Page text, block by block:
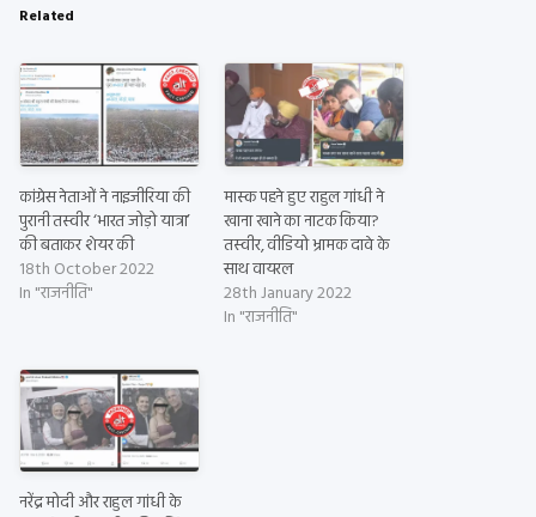
Related
कांग्रेस नेताओं ने नाइजीरिया की
पुरानी तस्वीर ‘भारत जोड़ो यात्रा’
की बताकर शेयर की
18th October 2022
In "राजनीति"
मास्क पहने हुए राहुल गांधी ने
खाना खाने का नाटक किया?
तस्वीर, वीडियो भ्रामक दावे के
साथ वायरल
28th January 2022
In "राजनीति"
नरेंद्र मोदी और राहुल गांधी के